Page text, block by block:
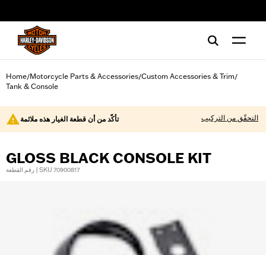
Home/Motorcycle Parts & Accessories/Custom Accessories & Trim/
Tank & Console
تأكّد من أن قطعة الغيار هذه ملائمة التحقّق من التركيب
GLOSS BLACK CONSOLE KIT
رقم القطعة | SKU 70900817